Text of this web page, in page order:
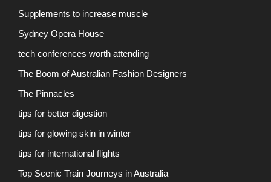
Supplements to increase muscle
Sydney Opera House
tech conferences worth attending
The Boom of Australian Fashion Designers
The Pinnacles
tips for better digestion
tips for glowing skin in winter
tips for international flights
Top Scenic Train Journeys in Australia